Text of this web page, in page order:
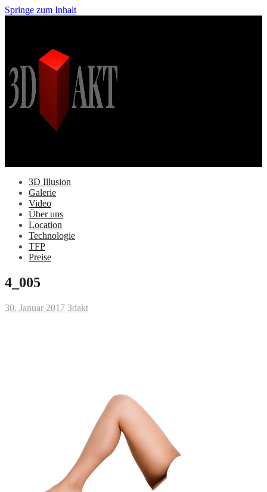
Springe zum Inhalt
3D Illusion
Galerie
Video
Über uns
Location
Technologie
TFP
Preise
4_005
30. Januar 2017 3dakt